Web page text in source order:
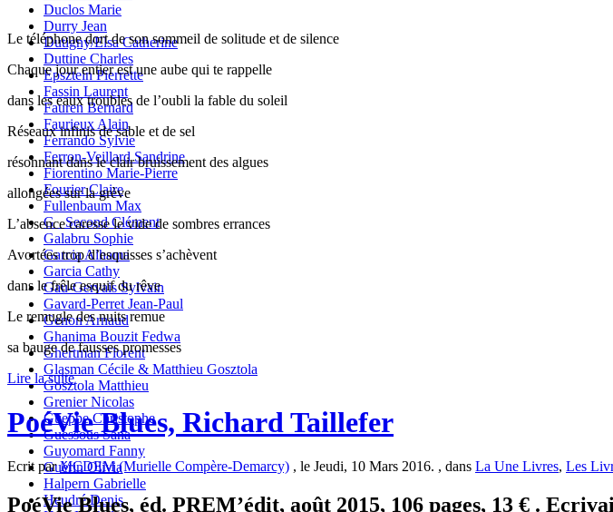
Duclos Marie
Durry Jean
Dutigny/Elsa Catherine
Duttine Charles
Epsztein Pierrette
Fassin Laurent
Fauren Bernard
Faurieux Alain
Ferrando Sylvie
Ferron-Veillard Sandrine
Fiorentino Marie-Pierre
Fourier Claire
Fullenbaum Max
G_ Second Clément
Galabru Sophie
Garcia Alhama
Garcia Cathy
Gau-Gervais Sylvain
Gavard-Perret Jean-Paul
Genon Arnaud
Ghanima Bouzit Fedwa
Ghertman Florent
Glasman Cécile & Matthieu Gosztola
Gosztola Matthieu
Grenier Nicolas
Gueppe Christophe
Guessous Sana
Guyomard Fanny
Guérin Olivia
Halpern Gabrielle
Heudré Denis
Le téléphone dort de son sommeil de solitude et de silence
Chaque jour entier est une aube qui te rappelle
dans les eaux troubles de l’oubli la fable du soleil
Réseaux infinis de sable et de sel
résonnant dans le clair bruissement des algues
allongées sur la grève
L’absence caresse le vide de sombres errances
Avortées trop d’esquisses s’achèvent
dans le frêle esquif du rêve
Le remugle des nuits remue
sa bauge de fausses promesses
Lire la suite
PoéVie Blues, Richard Taillefer
Ecrit parMCDEM (Murielle Compère-Demarcy) , le Jeudi, 10 Mars 2016. , dans La Une Livres, Les
PoéVie Blues, éd. PREM’édit, août 2015, 106 pages, 13 € .